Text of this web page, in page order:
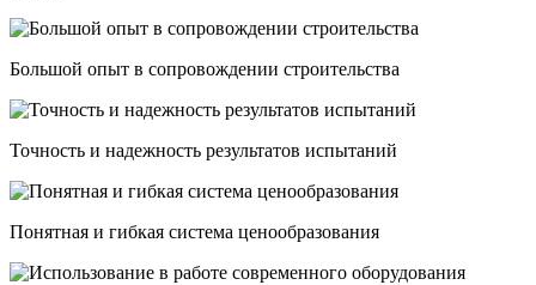
Большой опыт в сопровождении строительства
Точность и надежность результатов испытаний
Понятная и гибкая система ценообразования